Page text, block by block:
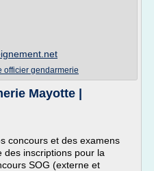
officier gendarmerie
Mayotte |
concours et des examens
des inscriptions pour la
SOG (externe et